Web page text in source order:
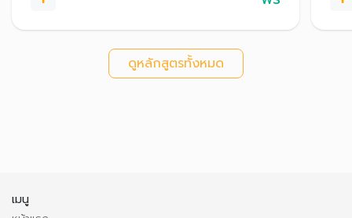
ดูหลักสูตรทั้งหมด
เมนู